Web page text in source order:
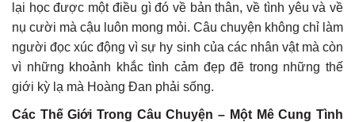
lại học được một điều gì đó về bản thân, về tình yêu và về
nụ cười mà cậu luôn mong mỏi. Câu chuyện không chỉ làm
người đọc xúc động vì sự hy sinh của các nhân vật mà còn
vì những khoảnh khắc tình cảm đẹp đẽ trong những thế
giới kỳ lạ mà Hoàng Đan phải sống.
Các Thế Giới Trong Câu Chuyện – Một Mê Cung Tình